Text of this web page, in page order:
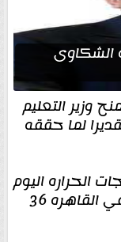
الشكاوى
وزير التعليم
لما حققه
الحراره اليوم
السبت... العظمى في القاهره 36